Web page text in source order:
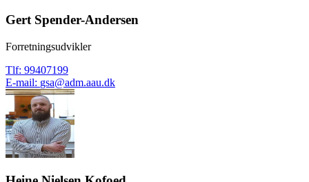
Gert Spender-Andersen
Forretningsudvikler
Tlf: 99407199
E-mail: gsa@adm.aau.dk